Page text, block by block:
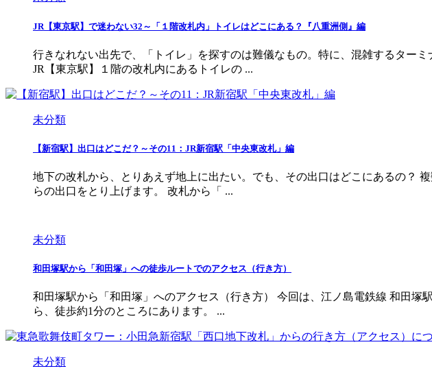
JR【東京駅】で迷わない32～「１階改札内」トイレはどこにある？『八重洲側』編
行きなれない出先で、「トイレ」を探すのは難儀なもの。特に、混雑するター
JR【東京駅】１階の改札内にあるトイレの ...
未分類
【新宿駅】出口はどこだ？～その11：JR新宿駅「中央東改札」編
地下の改札から、とりあえず地上に出たい。でも、その出口はどこにあるの？
らの出口をとり上げます。 改札から「 ...
未分類
和田塚駅から「和田塚」への徒歩ルートでのアクセス（行き方）
和田塚駅から「和田塚」へのアクセス（行き方） 今回は、江ノ島電鉄線 和田
ら、徒歩約1分のところにあります。 ...
未分類